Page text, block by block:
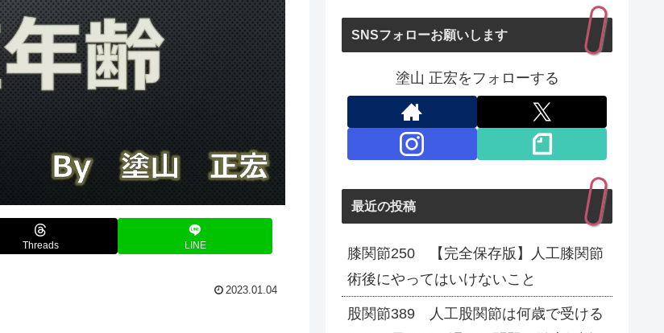
Threads LINE
2023.01.04
SNSフォローお願いします
塗山 正宏をフォローする
最近の投稿
膝関節250 【完全保存版】人工膝関節
術後にやってはいけないこと
股関節389 人工股関節は何歳で受ける